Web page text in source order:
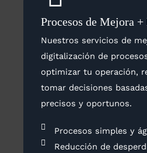
Procesos de Mejora
Nuestros servicios de
digitalización de
optimizar tu operación,
tomar decisiones
precisos y oportunos.
Procesos simples y
Reducción de